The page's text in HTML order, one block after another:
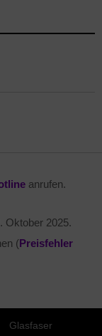
anrufen.
Oktober 2025.
(Preisfehler
Glasfaser